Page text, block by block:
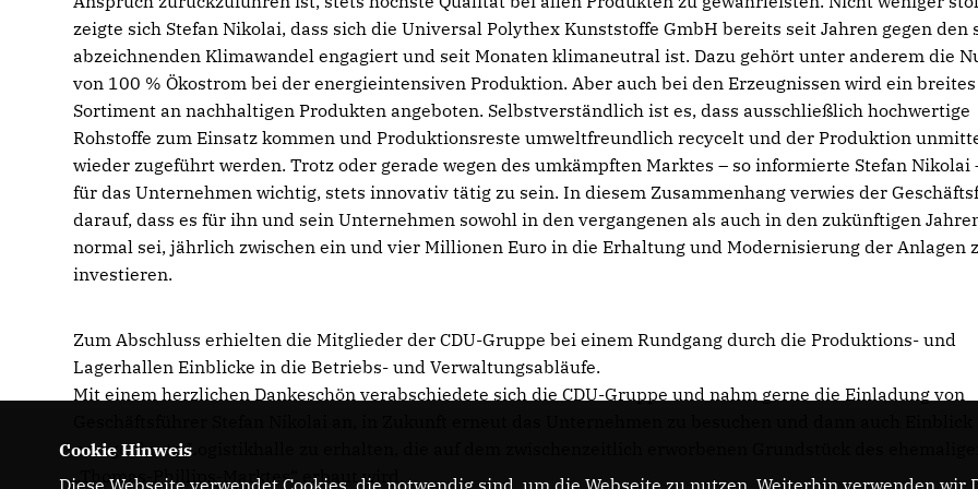
zeigte sich Stefan Nikolai, dass sich die Universal Polythex Kunststoffe GmbH bereits seit Jahren gegen den
abzeichnenden Klimawandel engagiert und seit Monaten klimaneutral ist. Dazu gehört unter anderem die
von 100 % Ökostrom bei der energieintensiven Produktion. Aber auch bei den Erzeugnissen wird ein breites
Sortiment an nachhaltigen Produkten angeboten. Selbstverständlich ist es, dass ausschließlich hochwertige
Rohstoffe zum Einsatz kommen und Produktionsreste umweltfreundlich recycelt und der Produktion
wieder zugeführt werden. Trotz oder gerade wegen des umkämpften Marktes – so informierte Stefan Nikolai
für das Unternehmen wichtig, stets innovativ tätig zu sein. In diesem Zusammenhang verwies der
darauf, dass es für ihn und sein Unternehmen sowohl in den vergangenen als auch in den zukünftigen
normal sei, jährlich zwischen ein und vier Millionen Euro in die Erhaltung und Modernisierung der Anlagen
investieren.
Zum Abschluss erhielten die Mitglieder der CDU-Gruppe bei einem Rundgang durch die Produktions- und
Lagerhallen Einblicke in die Betriebs- und Verwaltungsabläufe.
Mit einem herzlichen Dankeschön verabschiedete sich die CDU-Gruppe und nahm gerne die Einladung von
neu geplante Logistikhalle zu erhalten, die auf dem zwischenzeitlich erworbenen Grundstück des ehemaligen
Thomas-Phillips-Marktes“ erbaut wird.
Cookie Hinweis
Diese Webseite verwendet Cookies, die notwendig sind, um die Webseite zu nutzen. Weiterhin verwenden